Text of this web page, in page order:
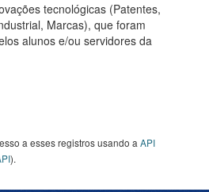
tecnológicas (Patentes,
Marcas), que foram
alunos e/ou servidores da
a esses registros usando a API
).